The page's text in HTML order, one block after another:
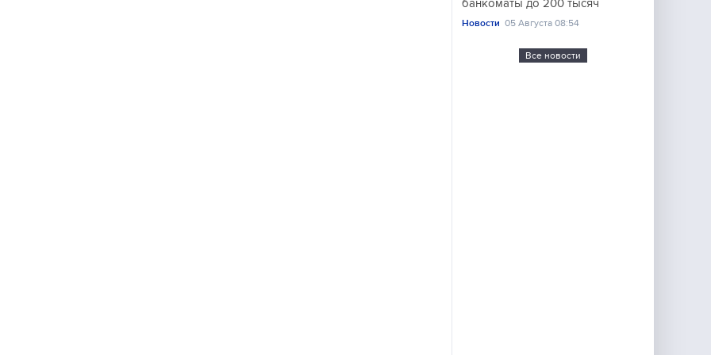
банкоматы до 200 тысяч
Новости 05 Августа 08:54
Все новости